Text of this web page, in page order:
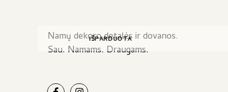
IŠPARDUOTA
Namų dekoro detalės ir dovanos.
Sau. Namams. Draugams.